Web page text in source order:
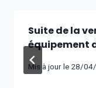
Suite de la
équipement
Mis à jour le 28/